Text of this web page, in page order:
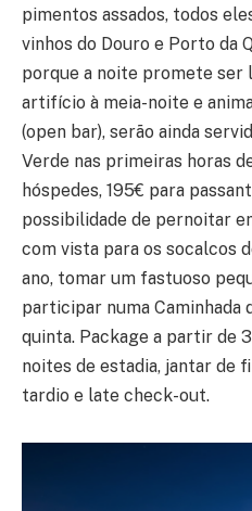
pimentos assados, todos
vinhos do Douro e Porto da
porque a noite promete ser
artifício à meia-noite e
(open bar), serão ainda
Verde nas primeiras horas
hóspedes, 195€ para
possibilidade de pernoitar
com vista para os socalcos
ano, tomar um fastuoso
participar numa Caminhada
quinta. Package a partir de
noites de estadia, jantar de
tardio e late check-out.